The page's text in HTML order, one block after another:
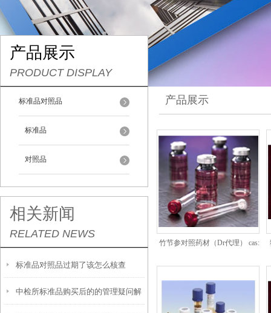
产品展示
PRODUCT DISPLAY
标准品对照品
标准品
对照品
相关新闻
RELATED NEWS
标准品对照品过期了该怎么核查
中检所标准品购买后的的管理疑问解
产品展示
竹节参对照药材（Dr代理） cas: